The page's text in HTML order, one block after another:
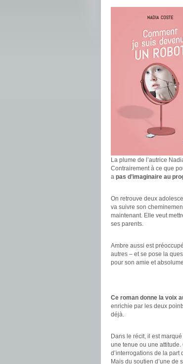
La plume de l’autrice
Contrairement à ce que
a pas d’imaginaire au
On retrouve deux
va suivre son
maintenant. Elle veut
ses parents.
Ambre aussi est
autres – et se pose la
pour son amie et
Ce roman donne la voix
enrichie par les deux
déjà.
Dans le récit, il est
une tenue ou une attitude.
d’interrogations de la part
Mais du soutien d’une de